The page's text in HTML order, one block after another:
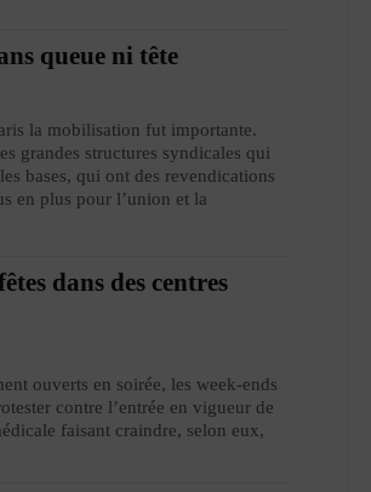
queue ni tête
la mobilisation fut importante.
grandes structures syndicales qui
bases, qui ont des revendications
en plus pour l’union et la
dans des centres
ouverts en soirée, les week-ends
contre l’entrée en vigueur de
faisant craindre, selon eux,